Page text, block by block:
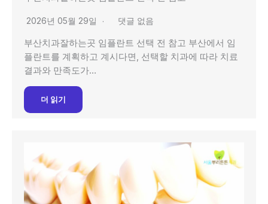
2026년 05월 29일 댓글 없음
부산치과잘하는곳 임플란트 선택 전 참고 부산에서 임
플란트를 계획하고 계시다면, 선택할 치과에 따라 치료
결과와 만족도가…
더 읽기